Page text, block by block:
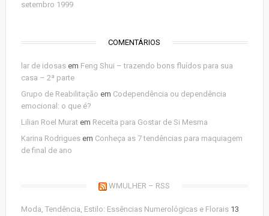
setembro 1999
COMENTÁRIOS
lar de idosasem Feng Shui – trazendo bons fluídos para sua
casa – 2ª parte
Grupo de Reabilitação em Codependência ou dependência
emocional: o que é?
Lilian Roel Muratem Receita para Gostar de Si Mesma
Karina Rodriguesem Conheça as 7 tendências para maquiagem
de final de ano
WMULHER – RSS
Moda, Tendência, Estilo: Essências Numerológicas e Florais 13